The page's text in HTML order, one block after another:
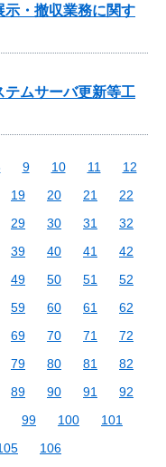
示・撤収業務に関す
テムサーバ更新等工
9 10 11
12
19 20 21
22
29 30 31
32
39 40 41
42
49 50 51
52
59 60 61
62
69 70 71
72
79 80 81
82
89 90 91
92
99 100
101
106